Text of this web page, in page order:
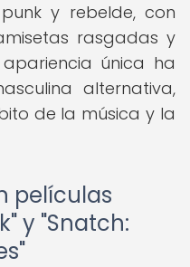
y rebelde, con
rasgadas y
única ha
alternativa,
de la música y la
películas
y "Snatch: